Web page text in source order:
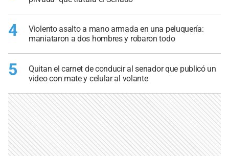
4
Violento asalto a mano armada en una peluquería:
maniataron a dos hombres y robaron todo
5
Quitan el carnet de conducir al senador que publicó un
video con mate y celular al volante